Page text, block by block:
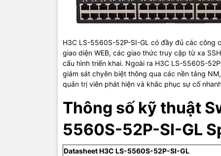
H3C LS-5560S-52P-SI-GL có đầy đủ các công
giao diện WEB, các giao thức truy cập từ xa
cấu hình triển khai. Ngoài ra H3C LS-5560S-
giám sát chyên biệt thông qua các nền tảng
quản trị viên phát hiện và khắc phục sự cố
Thông số kỹ thuật
5560S-52P-SI-GL
Datasheet H3C LS-5560S-52P-SI-GL
Ethernet
Maximum
num
Stacking